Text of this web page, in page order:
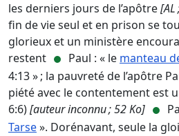
les derniers jours de l’apôtre[AL
fin de vie seul et en prison se
glorieux et un ministère
restent
Paul : « le manteau
4:13 » ; la pauvreté de l’apôtre
piété avec le contentement est
6:6)[auteur inconnu ; 52 Ko]
Tarse». Dorénavant, seule la